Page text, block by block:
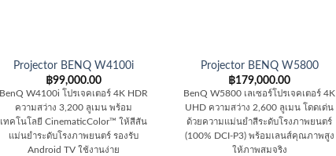
Projector BENQ W4100i
฿99,000.00
BenQ W4100i โปรเจคเตอร์ 4K HDR
ความสว่าง 3,200 ลูเมน พร้อม
เทคโนโลยี CinematicColor™ ให้สีสัน
แม่นยำระดับโรงภาพยนตร์ รองรับ
Android TV ใช้งานง่าย
Projector BENQ W5800
฿179,000.00
BenQ W5800 เลเซอร์โปรเจคเตอร์ 4K
UHD ความสว่าง 2,600 ลูเมน โดดเด่น
ด้วยความแม่นยำสีระดับโรงภาพยนตร์
(100% DCI-P3) พร้อมเลนส์คุณภาพสูง
ให้ภาพสมจริง